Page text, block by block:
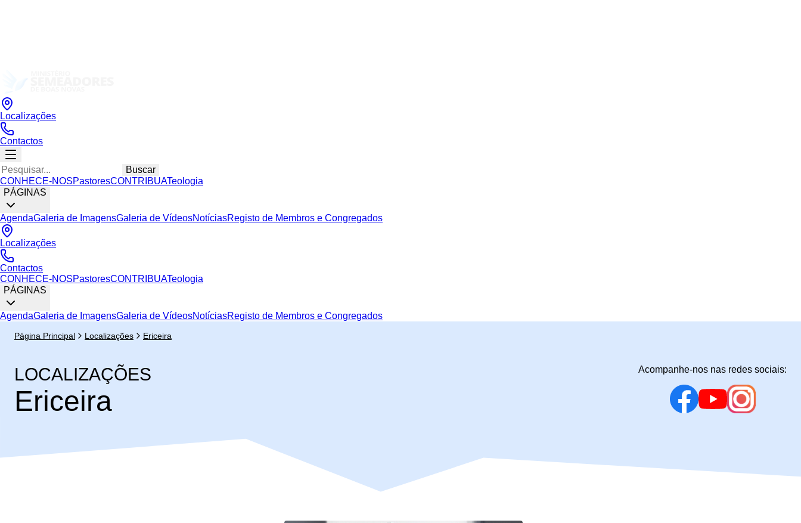
Localizações
Contactos
Buscar
CONHECE-NOSPastoresCONTRIBUATeologia
PÁGINAS
AgendaGaleria de ImagensGaleria de VídeosNotíciasRegisto de Membros e Congregados
Localizações
Contactos
CONHECE-NOSPastoresCONTRIBUATeologia
PÁGINAS
AgendaGaleria de ImagensGaleria de VídeosNotíciasRegisto de Membros e Congregados
Página Principal Localizações Ericeira
LOCALIZAÇÕES
Ericeira
Acompanhe-nos nas redes sociais: